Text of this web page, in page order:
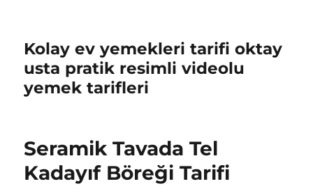
Kolay ev yemekleri tarifi oktay
usta pratik resimli videolu
yemek tarifleri
Seramik Tavada Tel
Kadayıf Böreği Tarifi